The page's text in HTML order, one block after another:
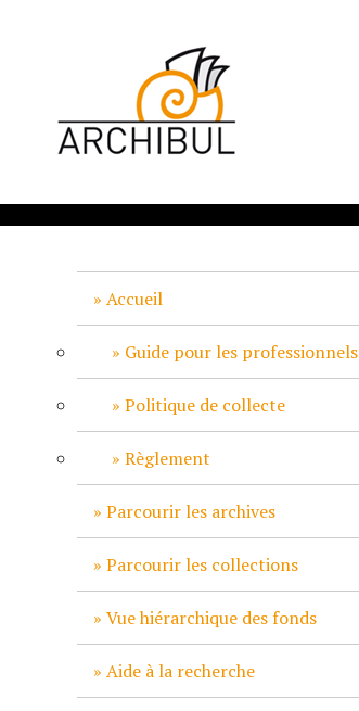
c
Accueil
Guide pour les professionnels
Politique de collecte
Règlement
Parcourir les archives
Parcourir les collections
Vue hiérarchique des fonds
Aide à la recherche